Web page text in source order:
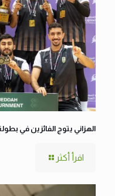
الهزاني يتوج الفائزين في
اقرأ أكثر